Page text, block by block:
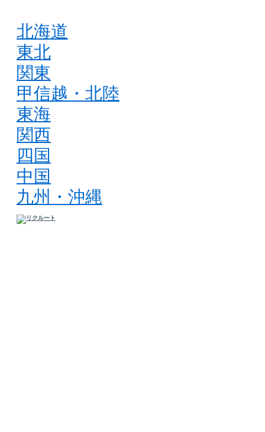
北海道
東北
関東
甲信越・北陸
東海
関西
四国
中国
九州・沖縄